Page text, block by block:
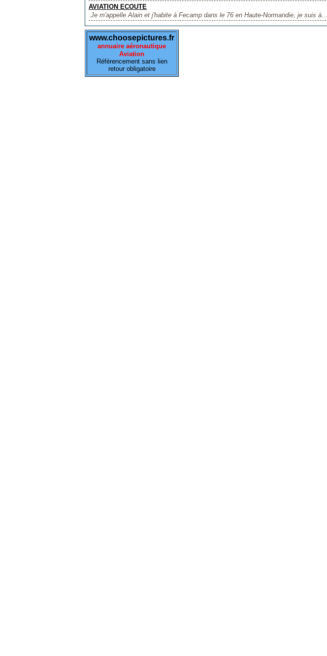
AVIATION ECOUTE
Je m'appelle Alain et j'habite à Fecamp dans le 76 en Haute-Normandie, je suis à...
www.choosepictures.fr
annuaire aéronautique
Aviation
Référencement sans lien
retour obligatoire